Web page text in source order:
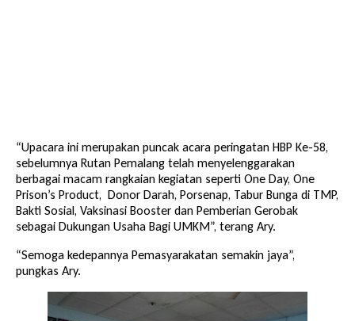
“Upacara ini merupakan puncak acara peringatan HBP Ke-58,
sebelumnya Rutan Pemalang telah menyelenggarakan
berbagai macam rangkaian kegiatan seperti One Day, One
Prison’s Product, Donor Darah, Porsenap, Tabur Bunga di TMP,
Bakti Sosial, Vaksinasi Booster dan Pemberian Gerobak
sebagai Dukungan Usaha Bagi UMKM”, terang Ary.
“Semoga kedepannya Pemasyarakatan semakin jaya”,
pungkas Ary.